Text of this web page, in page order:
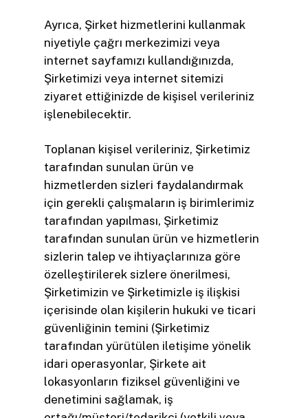
Ayrıca, Şirket hizmetlerini kullanmak
niyetiyle çağrı merkezimizi veya
internet sayfamızı kullandığınızda,
Şirketimizi veya internet sitemizi
ziyaret ettiğinizde de kişisel verileriniz
işlenebilecektir.
Toplanan kişisel verileriniz, Şirketimiz
tarafından sunulan ürün ve
hizmetlerden sizleri faydalandırmak
için gerekli çalışmaların iş birimlerimiz
tarafından yapılması, Şirketimiz
tarafından sunulan ürün ve hizmetlerin
sizlerin talep ve ihtiyaçlarınıza göre
özelleştirilerek sizlere önerilmesi,
Şirketimizin ve Şirketimizle iş ilişkisi
içerisinde olan kişilerin hukuki ve ticari
güvenliğinin temini (Şirketimiz
tarafından yürütülen iletişime yönelik
idari operasyonlar, Şirkete ait
lokasyonların fiziksel güvenliğini ve
denetimini sağlamak, iş